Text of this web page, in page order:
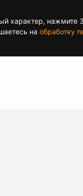
характер, нажмите
на обработку